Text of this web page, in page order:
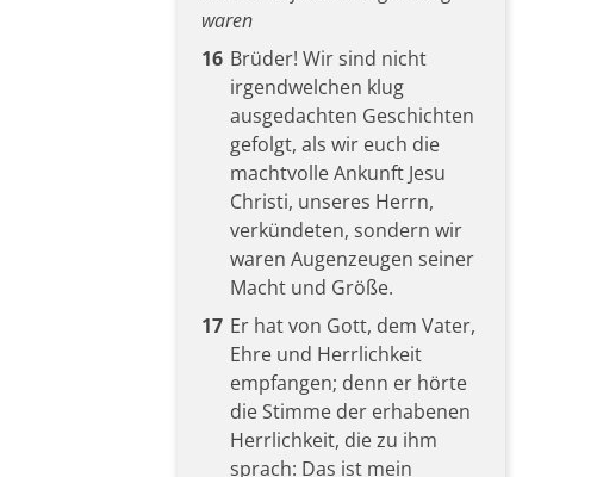
waren
16 Brüder! Wir sind nicht
irgendwelchen klug
ausgedachten Geschichten
gefolgt, als wir euch die
machtvolle Ankunft Jesu
Christi, unseres Herrn,
verkündeten, sondern wir
waren Augenzeugen seiner
Macht und Größe.
17 Er hat von Gott, dem Vater,
Ehre und Herrlichkeit
empfangen; denn er hörte
die Stimme der erhabenen
Herrlichkeit, die zu ihm
sprach: Das ist mein